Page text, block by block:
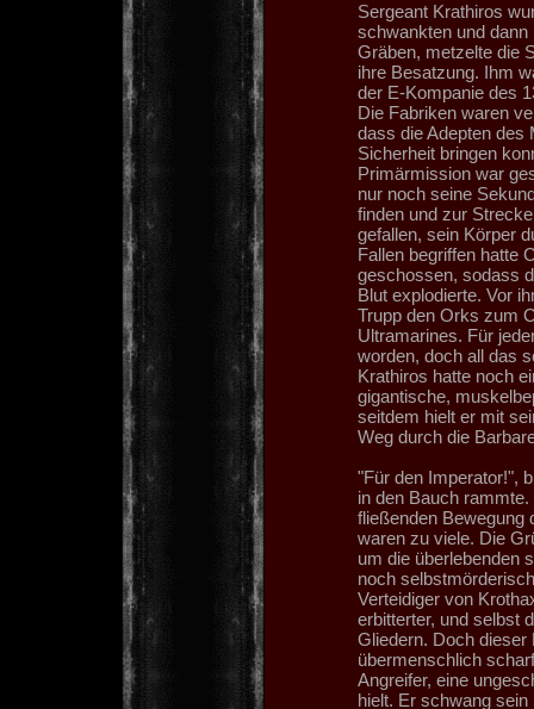
Sergeant Krathiros
schwankten und
Gräben, metzelte die
ihre Besatzung. Ihm
der E-Kompanie des
Die Fabriken waren
dass die Adepten des
Sicherheit bringen
Primärmission war
nur noch seine
finden und zur
gefallen, sein Körper
Fallen begriffen hatte
geschossen, sodass
Blut explodierte. Vor
Trupp den Orks zum
Ultramarines. Für
worden, doch all das
Krathiros hatte noch
gigantische,
seitdem hielt er mit
Weg durch die
"Für den Imperator!",
in den Bauch
fließenden Bewegung
waren zu viele. Die
um die überlebenden
noch
Verteidiger von
erbitterter, und selbst
Gliedern. Doch dieser
übermenschlich
Angreifer, eine
hielt. Er schwang